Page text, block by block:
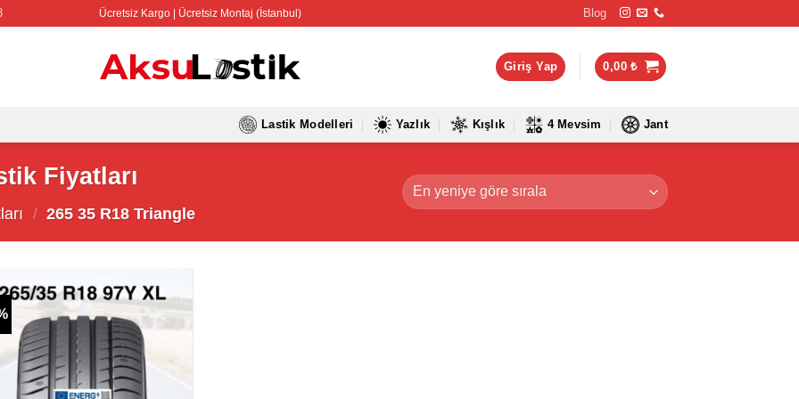
Ücretsiz Kargo | Ücretsiz Montaj (İstanbul) Blog
Giriş Yap 0,00₺
Lastik Modelleri Yazlık Kışlık 4 Mevsim Jant
Fiyatları
/ 265 35 R18 Triangle